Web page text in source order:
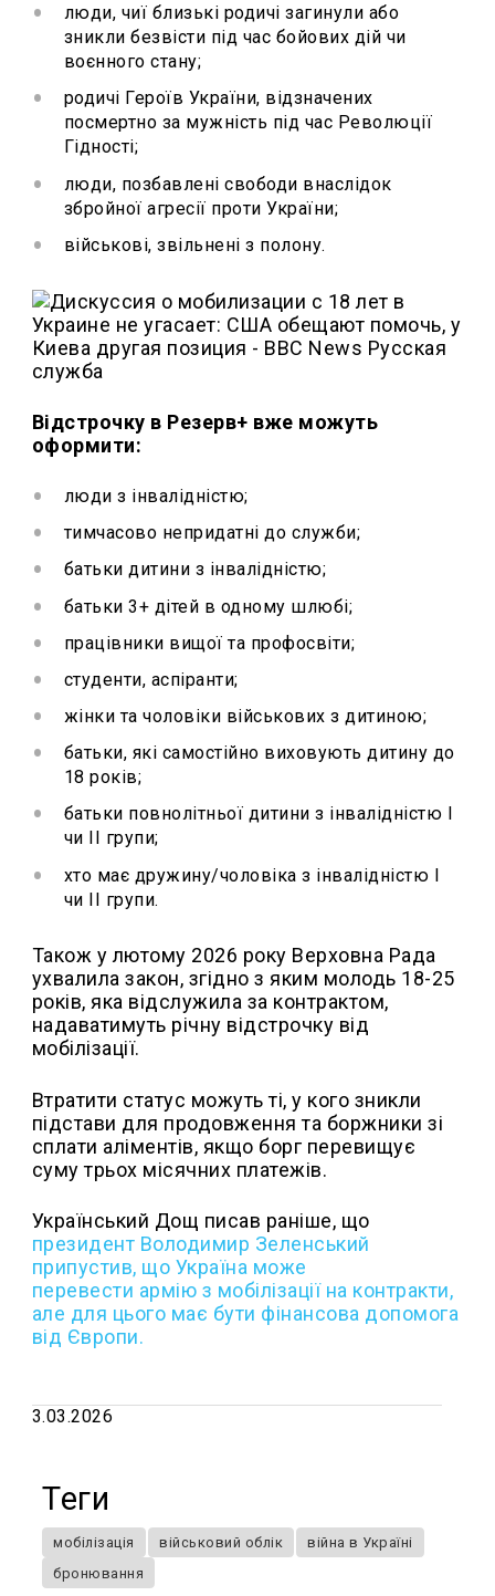
люди, чиї близькі родичі загинули або
зникли безвісти під час бойових дій чи
воєнного стану;
родичі Героїв України, відзначених
посмертно за мужність під час Революції
Гідності;
люди, позбавлені свободи внаслідок
збройної агресії проти України;
військові, звільнені з полону.
Відстрочку в Резерв+ вже можуть
оформити:
люди з інвалідністю;
тимчасово непридатні до служби;
батьки дитини з інвалідністю;
батьки 3+ дітей в одному шлюбі;
працівники вищої та профосвіти;
студенти, аспіранти;
жінки та чоловіки військових з дитиною;
батьки, які самостійно виховують дитину до
18 років;
батьки повнолітньої дитини з інвалідністю І
чи ІІ групи;
хто має дружину/чоловіка з інвалідністю І
чи ІІ групи.
Також у лютому 2026 року Верховна Рада
ухвалила закон, згідно з яким молодь 18-25
років, яка відслужила за контрактом,
надаватимуть річну відстрочку від
мобілізації.
Втратити статус можуть ті, у кого зникли
підстави для продовження та боржники зі
сплати аліментів, якщо борг перевищує
суму трьох місячних платежів.
Український Дощ писав раніше, що
президент Володимир Зеленський
припустив, що Україна може
перевести армію з мобілізації на контракти,
але для цього має бути фінансова допомога
від Європи.
3.03.2026
Теги
мобілізація військовий облік
війна в Україні
бронювання